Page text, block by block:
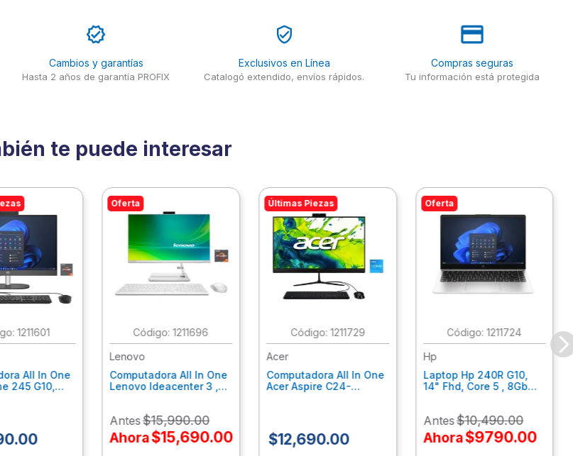
Cambios y garantías
Hasta 2 años de garantía PROFIX
Exclusivos en Línea
Catalogó extendido, envíos rápidos.
Compras seguras
Tu información está protegida
te puede interesar
:1211601
All In One
245 G10,
.00
Oferta
:1211696
Lenovo
Computadora All In One
Lenovo Ideacenter 3 ,
Fhd, Win11 Home
F0G1014Nld
Antes$15,990.00
Ahora$15,690.00
Últimas Piezas
: 1211729
Acer
Computadora All In One
Acer Aspire C24-
Dq.Bmjal.002
$12,690.00
Oferta
:1211724
Hp
Laptop Hp 240R G10,
14" Fhd, Core 5 , 8Gb
Antes$10,490.00
Ahora$9790.00